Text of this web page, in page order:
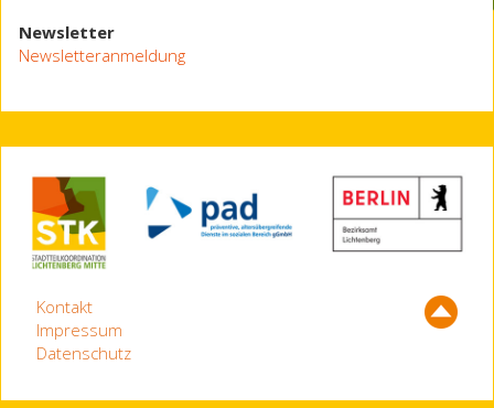
Newsletter
Newsletteranmeldung
Kontakt
Impressum
Datenschutz